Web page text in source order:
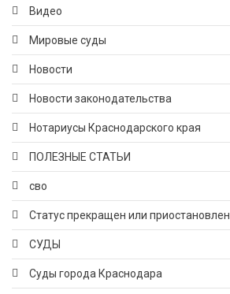
Видео
Мировые суды
Новости
Новости законодательства
Нотариусы Краснодарского края
ПОЛЕЗНЫЕ СТАТЬИ
сво
Статус прекращен или приостановлен
СУДЫ
Суды города Краснодара